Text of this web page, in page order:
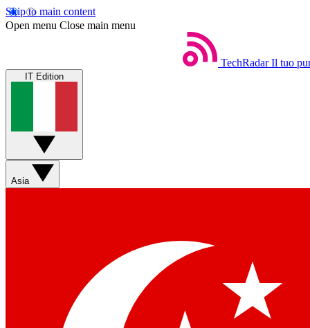
Skip to main content
Open menu Close main menu
TechRadar Il tuo
IT Edition
Asia